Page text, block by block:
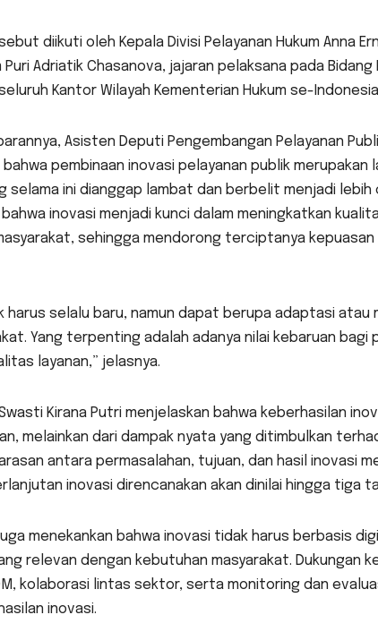
diikuti oleh Kepala Divisi Pelayanan Hukum Anna
Puri Adriatik Chasanova, jajaran pelaksana pada
Kantor Wilayah Kementerian Hukum se-
Asisten Deputi Pengembangan Pelayanan
pembinaan inovasi pelayanan publik
selama ini dianggap lambat dan berbelit menjadi
inovasi menjadi kunci dalam meningkatkan
sehingga mendorong terciptanya
harus selalu baru, namun dapat berupa adaptasi
Yang terpenting adalah adanya nilai kebaruan
layanan,” jelasnya.
Kirana Putri menjelaskan bahwa keberhasilan
melainkan dari dampak nyata yang ditimbulkan
antara permasalahan, tujuan, dan hasil inovasi
inovasi direncanakan akan dinilai hingga tiga
menekankan bahwa inovasi tidak harus berbasis
relevan dengan kebutuhan masyarakat. Dukungan
kolaborasi lintas sektor, serta monitoring dan
inovasi.